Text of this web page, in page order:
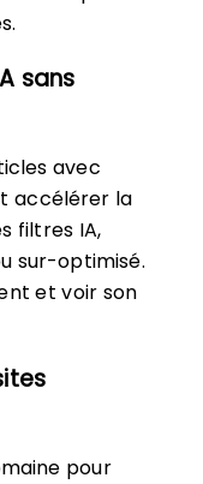
sans
avec
accélérer la
filtres IA,
sur-optimisé.
et voir son
pour